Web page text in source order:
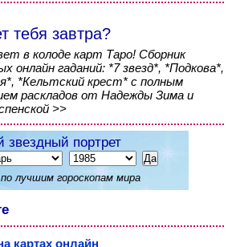
тебя завтра?
в колоде карт Таро! Сборник
онлайн гаданий: *7 звезд*, *Подкова*,
*Кельтский крест* с полным
раскладов от Надежды Зима и
>>
звездный портрет
лучшим гороскопам мира
картах онлайн